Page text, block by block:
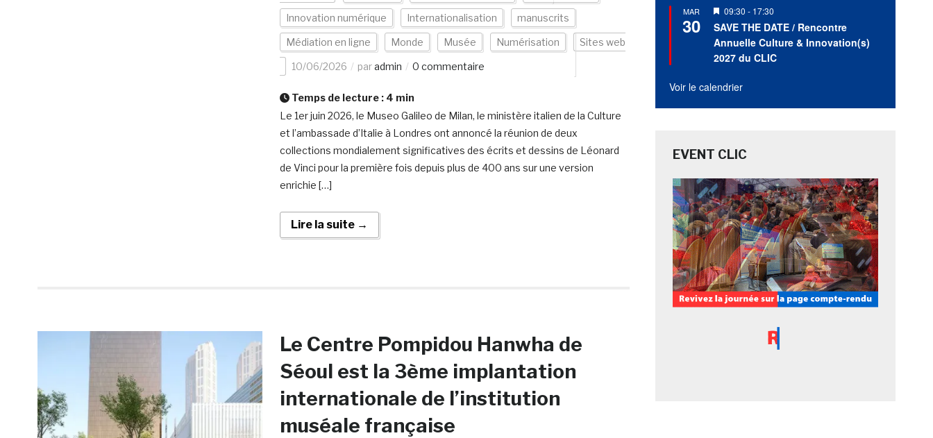
Innovation numérique Internationalisation manuscrits
Médiation en ligne Monde Musée Numérisation Sites web
10/06/2026 paradmin 0 commentaire
Temps de lecture : 4 min
Le 1er juin 2026, le Museo Galileo de Milan, le ministère italien de la Culture
et l’ambassade d’Italie à Londres ont annoncé la réunion de deux
collections mondialement significatives des écrits et dessins de Léonard
de Vinci pour la première fois depuis plus de 400 ans sur une version
enrichie […]
Lire la suite →
Le Centre Pompidou Hanwha de
Séoul est la 3ème implantation
internationale de l’institution
muséale française
MAR
30
Mis
en
avant
09:30 - 17:30
SAVE THE DATE / Rencontre
Annuelle Culture & Innovation(s)
2027 du CLIC
Voir le calendrier
EVENT CLIC